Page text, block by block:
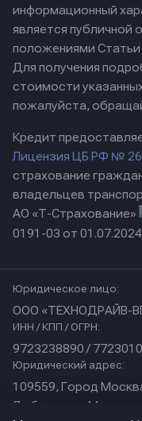
информационный
является публичной
положениями
Для получения
стоимости
пожалуйста,
Кредит
Лицензия ЦБ РФ №
страхование
владельцев
АО «Т-Страхование»
0191-03 от 01.07.2024
Юридическое лицо:
ООО «ТЕХНОДРАЙВ-
ИНН / КПП / ОГРН:
9723238890 /
Юридический адрес:
109559, Город
Люблино, ул